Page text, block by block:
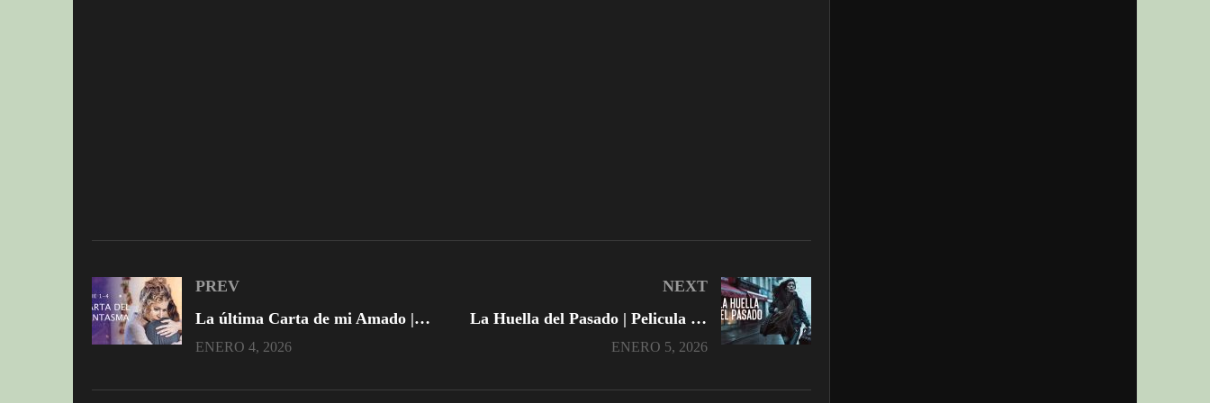
PREV
La última Carta de mi Amado | Pelicula Completa
ENERO 4, 2026
NEXT
La Huella del Pasado | Pelicula Completa
ENERO 5, 2026